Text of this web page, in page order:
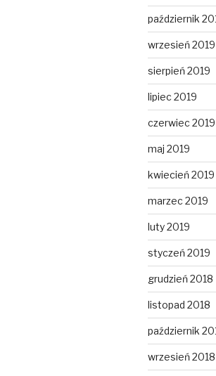
październik
wrzesień 2019
sierpień 2019
lipiec 2019
czerwiec 2019
maj 2019
kwiecień 2019
marzec 2019
luty 2019
styczeń 2019
grudzień 2018
listopad 2018
październik
wrzesień 2018